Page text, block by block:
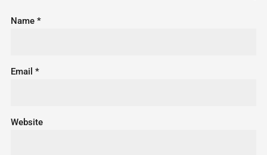
Name *
Email *
Website